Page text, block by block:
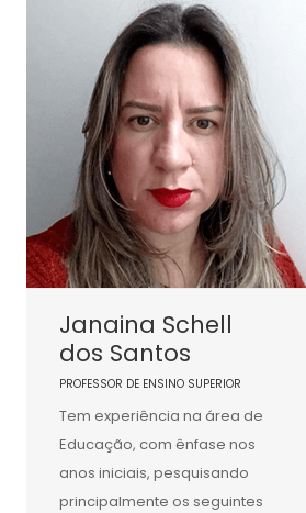
Janaina Schell
dos Santos
PROFESSOR DE ENSINO SUPERIOR
Tem experiência na área de
Educação, com ênfase nos
anos iniciais, pesquisando
principalmente os seguintes